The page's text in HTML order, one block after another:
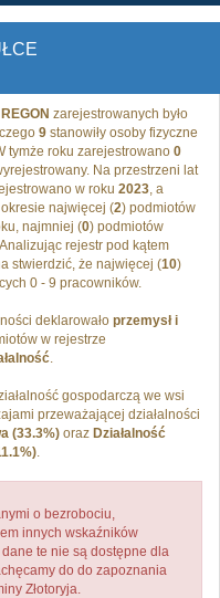
REGON zarejestrowanych było
9 stanowiły osoby fizyczne
tymże roku zarejestrowano 0
Na przestrzeni lat
w roku 2023, a
okresie najwięcej (2) podmiotów
najmniej (0) podmiotów
rejestr pod kątem
stwierdzić, że najwięcej (10)
0 - 9 pracowników.
deklarowało przemysł i
w rejestrze
.
gospodarczą we wsi
przeważającej działalności
(33.3%) oraz Działalność
.
o bezrobociu,
innych wskaźników
te nie są dostępne dla
do do zapoznania
Złotoryja.